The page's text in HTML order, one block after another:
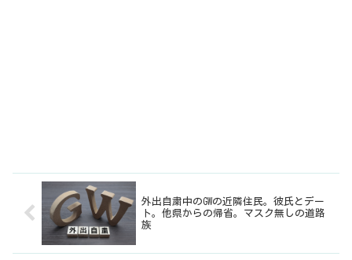
外出自粛中のGWの近隣住民。彼氏とデー
ト。他県からの帰省。マスク無しの道路
族